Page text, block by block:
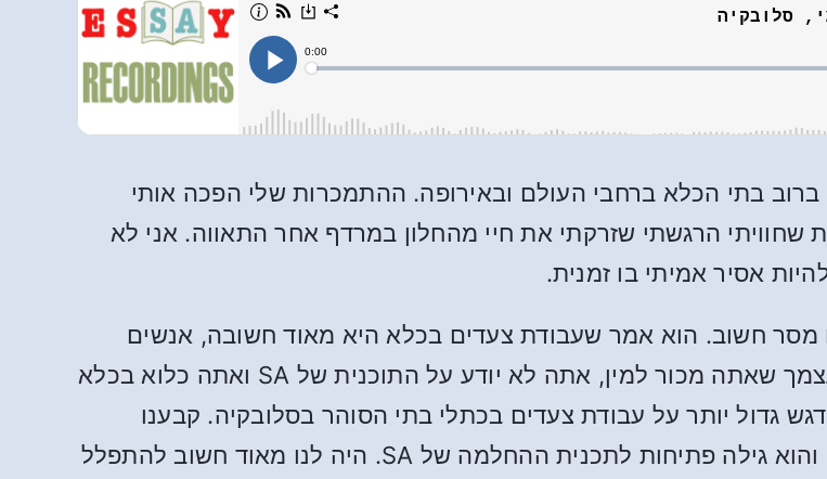
ברוב בתי הכלא ברחבי העולם ובאירופה. ההתמכרות שלי הפכה אותי
הרגשתי שזרקתי את חיי מהחלון במרדף אחר התאווה. אני לא
אסיר אמיתי בו זמנית.
מסר חשוב. הוא אמר שעבודת צעדים בכלא היא מאוד חשובה, אנשים
בכלא הולכים לאיבוד ואין להם את תוכנית SA. תאר לעצמך שאתה מכור למין, אתה לא יודע על התוכנית של SA ואתה כלוא בכלא
גדול יותר על עבודת צעדים בכתלי בתי הסוהר בסלובקיה. קבענו
פגישה עם הבישוף שהיה ראש כמרי בתי הסוהר בארצנו והוא גילה פתיחות לתכנית ההחלמה של SA. היה לנו מאוד חשוב להתפלל